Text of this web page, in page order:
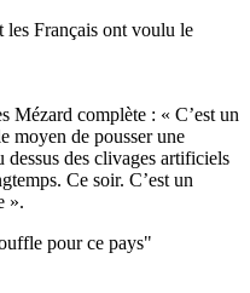
les Français ont voulu le
Mézard complète : « C’est un
moyen de pousser une
dessus des clivages artificiels
Ce soir. C’est un
».
pour ce pays"